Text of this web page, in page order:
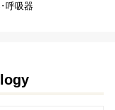
呼吸器